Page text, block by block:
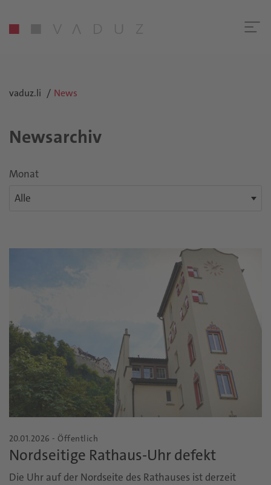
vaduz.li News
Newsarchiv
Monat
20.01.2026 - Öffentlich
Nordseitige Rathaus-Uhr defekt
Die Uhr auf der Nordseite des Rathauses ist derzeit